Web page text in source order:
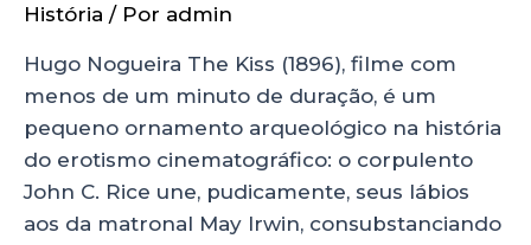
História / Por admin
Hugo Nogueira The Kiss (1896), filme com
menos de um minuto de duração, é um
pequeno ornamento arqueológico na história
do erotismo cinematográfico: o corpulento
John C. Rice une, pudicamente, seus lábios
aos da matronal May Irwin, consubstanciando